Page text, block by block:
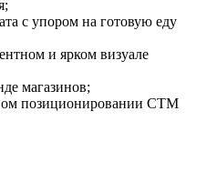
с упором на готовую еду
и ярком визуале
магазинов;
позиционировании СТМ